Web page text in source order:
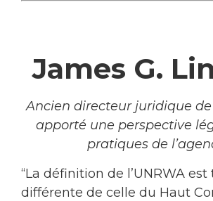
James G.
Ancien directeur juridique de
apporté une perspective
pratiques de
“La définition de l’UNRWA est
différente de celle du Haut